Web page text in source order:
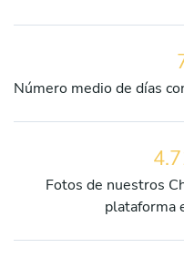
Número medio de días
Fotos de nuestros
plataforma